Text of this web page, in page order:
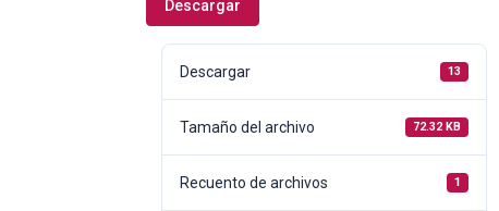
Descargar
Descargar 13
Tamaño del archivo 72.32 KB
Recuento de archivos 1